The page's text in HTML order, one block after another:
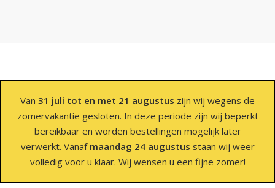
Van 31 juli tot en met 21 augustus zijn wij wegens de
zomervakantie gesloten. In deze periode zijn wij beperkt
bereikbaar en worden bestellingen mogelijk later
verwerkt. Vanaf maandag 24 augustus staan wij weer
volledig voor u klaar. Wij wensen u een fijne zomer!